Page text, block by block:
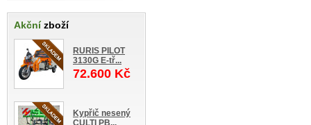
Akčnízboží
RURIS PILOT
3130G E-tř...
72.600 Kč
Kypřič nesený
CULTI PB...